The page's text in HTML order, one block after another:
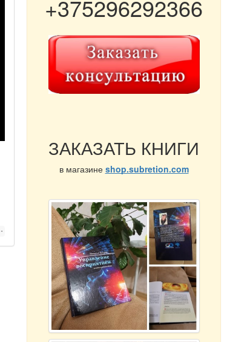
+375296292366
ЗАКАЗАТЬ КНИГИ
в магазине shop.subretion.com